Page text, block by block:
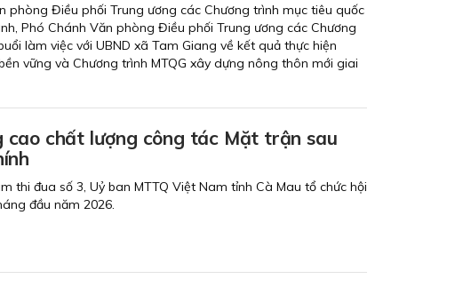
phòng Điều phối Trung ương các Chương trình mục tiêu quốc
Phó Chánh Văn phòng Điều phối Trung ương các Chương
làm việc với UBND xã Tam Giang về kết quả thực hiện
vững và Chương trình MTQG xây dựng nông thôn mới giai
cao chất lượng công tác Mặt trận sau
thi đua số 3, Uỷ ban MTTQ Việt Nam tỉnh Cà Mau tổ chức hội
đầu năm 2026.